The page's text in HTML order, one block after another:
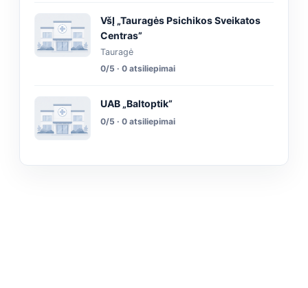
VšĮ „Tauragės Psichikos Sveikatos
Centras”
Tauragė
0/5 · 0 atsiliepimai
UAB „Baltoptik”
0/5 · 0 atsiliepimai